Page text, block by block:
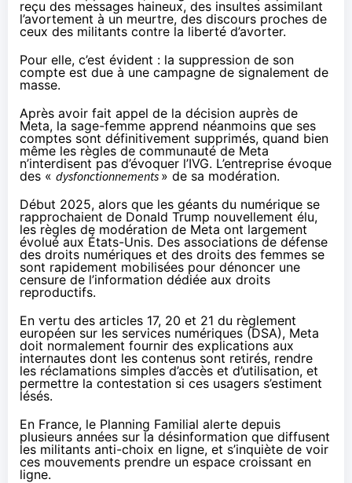
reçu des messages haineux, des insultes assimilant
l’avortement à un meurtre, des discours proches de
ceux des militants contre la liberté d’avorter.
Pour elle, c’est évident : la suppression de son
compte est due à une campagne de signalement de
masse.
Après avoir fait appel de la décision auprès de
Meta, la sage-femme apprend néanmoins que ses
comptes sont définitivement supprimés, quand bien
même les règles de communauté de Meta
n’interdisent pas d’évoquer l’IVG. L’entreprise évoque
des « dysfonctionnements» de sa modération.
Début 2025, alors que les géants du numérique se
rapprochaient de Donald Trump nouvellement élu,
les règles de modération de Meta ont largement
évolué aux États-Unis. Des associations de défense
des droits numériques et des droits des femmes se
sont rapidement mobilisées pour dénoncer une
censure de l’information dédiée aux droits
reproductifs.
En vertu des articles 17, 20 et 21 du règlement
européen sur les services numériques (DSA), Meta
doit normalement fournir des explications aux
internautes dont les contenus sont retirés, rendre
les réclamations simples d’accès et d’utilisation, et
permettre la contestation si ces usagers s’estiment
lésés.
En France, le Planning Familial alerte depuis
plusieurs années sur la désinformation que diffusent
les militants anti-choix en ligne, et s’inquiète de voir
ces mouvements prendre un espace croissant en
ligne.